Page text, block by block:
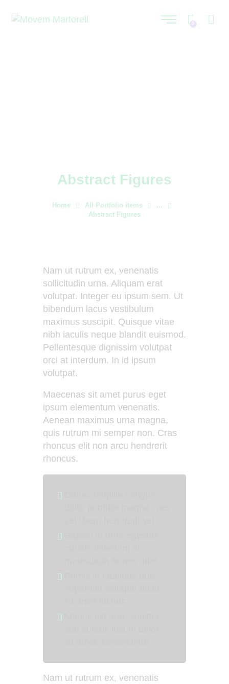
0
Abstract Figures
Home All Portfolio items
...
Abstract Figures
Nam ut rutrum ex, venenatis
sollicitudin urna. Aliquam erat
volutpat. Integer eu ipsum sem. Ut
bibendum lacus vestibulum
maximus suscipit. Quisque vitae
nibh iaculis neque blandit euismod.
Pellentesque dignissim volutpat
orci at interdum. In id ipsum
volutpat.
Maecenas sit amet purus eget
ipsum elementum venenatis.
Aenean maximus urna magna,
quis rutrum mi semper non. Cras
rhoncus elit non arcu hendrerit
rhoncus.
Nam ut rutrum ex, venenatis